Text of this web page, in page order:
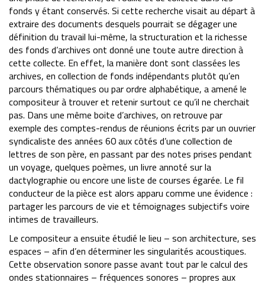
fonds y étant conservés. Si cette recherche visait au départ à
extraire des documents desquels pourrait se dégager une
définition du travail lui-même, la structuration et la richesse
des fonds d’archives ont donné une toute autre direction à
cette collecte. En effet, la manière dont sont classées les
archives, en collection de fonds indépendants plutôt qu’en
parcours thématiques ou par ordre alphabétique, a amené le
compositeur à trouver et retenir surtout ce qu’il ne cherchait
pas. Dans une même boite d’archives, on retrouve par
exemple des comptes-rendus de réunions écrits par un ouvrier
syndicaliste des années 60 aux côtés d’une collection de
lettres de son père, en passant par des notes prises pendant
un voyage, quelques poèmes, un livre annoté sur la
dactylographie ou encore une liste de courses égarée. Le fil
conducteur de la pièce est alors apparu comme une évidence :
partager les parcours de vie et témoignages subjectifs voire
intimes de travailleurs.
Le compositeur a ensuite étudié le lieu – son architecture, ses
espaces – afin d’en déterminer les singularités acoustiques.
Cette observation sonore passe avant tout par le calcul des
ondes stationnaires – fréquences sonores – propres aux